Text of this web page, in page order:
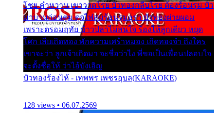
โชย คำหวาน เขาวาดโรย บัวทองกลีบโรย ต้องร้อนรุม บัว
มาบานก่อนตูม ดุจไฟสุมร้อนรุมอุรา บัวทองผ่ายผอม
เพราะตรอมฤทัย ข้าวปลาไม่สนใจ ร้องไห้ลูกเดียว หยุด
โศก เสียเถิดทอง พักความเศร้าหมอง เถิดทองจ๋า ถึงใคร
เขาจะว่า ลูกเจ้าเกิดมา จะชื่อว่าไง พี่ขอเป็นเพื่อนปลอบใจ
จะตั้งชื่อให้ ว่าไอ้บังเอิญ
บัวทองร้องไห้ - เทพพร เพชรอุบล(KARAOKE)
128 views • 06.07.2569